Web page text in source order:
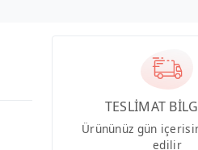
TESLİMAT
Ürününüz gün
edilir